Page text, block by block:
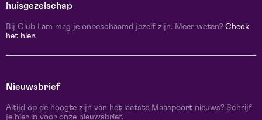
huisgezelschap
Bij Club Lam mag je onbeschaamd jezelf zijn. Meer weten? Check
het hier.
Nieuwsbrief
Altijd op de hoogte zijn van het laatste Maaspoort nieuws? Schrijf
je hier in voor onze nieuwsbrief.